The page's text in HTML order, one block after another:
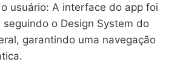
usuário: A interface do app foi
o Design System do
garantindo uma navegação